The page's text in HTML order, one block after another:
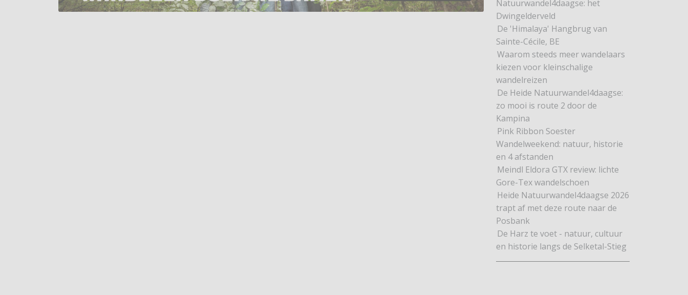
Natuurwandel4daagse: het
Dwingelderveld
De 'Himalaya' Hangbrug van
Sainte-Cécile, BE
Waarom steeds meer wandelaars
kiezen voor kleinschalige
wandelreizen
De Heide Natuurwandel4daagse:
zo mooi is route 2 door de
Kampina
Pink Ribbon Soester
Wandelweekend: natuur, historie
en 4 afstanden
Meindl Eldora GTX review: lichte
Gore-Tex wandelschoen
Heide Natuurwandel4daagse 2026
trapt af met deze route naar de
Posbank
De Harz te voet - natuur, cultuur
en historie langs de Selketal-Stieg